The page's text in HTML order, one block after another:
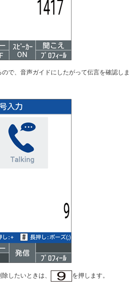
で、音声ガイドにしたがって伝言を確認しま
したいときは、 を押します。